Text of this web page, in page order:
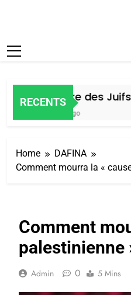
RECENTS
Histoire des Juifs
Home
DAFINA
Comment mourra la «
Comment
palestinienne
Admin 0 5 Mins